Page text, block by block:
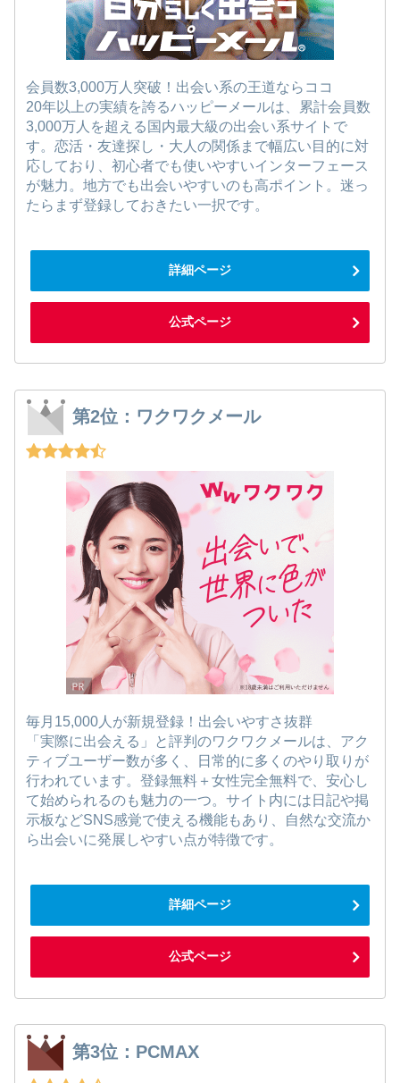
会員数3,000万人突破！出会い系の王道ならココ
20年以上の実績を誇るハッピーメールは、累計会員数
3,000万人を超える国内最大級の出会い系サイトで
す。恋活・友達探し・大人の関係まで幅広い目的に対
応しており、初心者でも使いやすいインターフェース
が魅力。地方でも出会いやすいのも高ポイント。迷っ
たらまず登録しておきたい一択です。
詳細ページ
公式ページ
第2位：ワクワクメール
毎月15,000人が新規登録！出会いやすさ抜群
「実際に出会える」と評判のワクワクメールは、アク
ティブユーザー数が多く、日常的に多くのやり取りが
行われています。登録無料＋女性完全無料で、安心し
て始められるのも魅力の一つ。サイト内には日記や掲
示板などSNS感覚で使える機能もあり、自然な交流か
ら出会いに発展しやすい点が特徴です。
詳細ページ
公式ページ
第3位：PCMAX